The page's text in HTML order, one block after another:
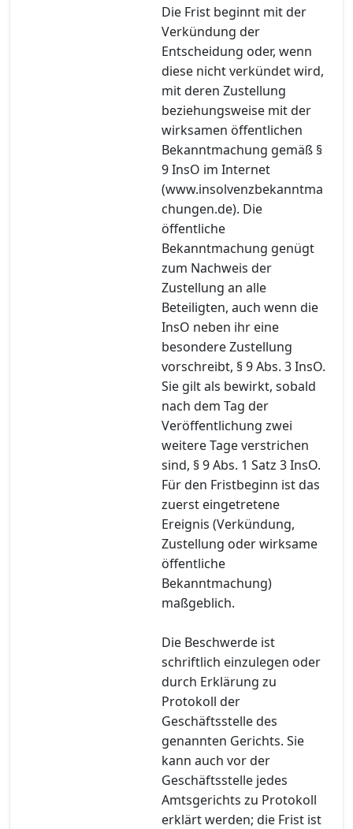
Die Frist beginnt mit der
Verkündung der
Entscheidung oder, wenn
diese nicht verkündet wird,
mit deren Zustellung
beziehungsweise mit der
wirksamen öffentlichen
Bekanntmachung gemäß §
9 InsO im Internet
(www.insolvenzbekanntma
chungen.de). Die
öffentliche
Bekanntmachung genügt
zum Nachweis der
Zustellung an alle
Beteiligten, auch wenn die
InsO neben ihr eine
besondere Zustellung
vorschreibt, § 9 Abs. 3 InsO.
Sie gilt als bewirkt, sobald
nach dem Tag der
Veröffentlichung zwei
weitere Tage verstrichen
sind, § 9 Abs. 1 Satz 3 InsO.
Für den Fristbeginn ist das
zuerst eingetretene
Ereignis (Verkündung,
Zustellung oder wirksame
öffentliche
Bekanntmachung)
maßgeblich.
Die Beschwerde ist
schriftlich einzulegen oder
durch Erklärung zu
Protokoll der
Geschäftsstelle des
genannten Gerichts. Sie
kann auch vor der
Geschäftsstelle jedes
Amtsgerichts zu Protokoll
erklärt werden; die Frist ist